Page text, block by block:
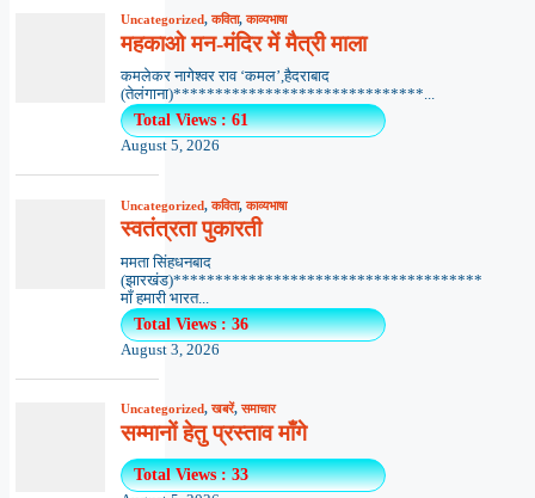
Uncategorized,कविता,काव्यभाषा
महकाओ मन-मंदिर में मैत्री माला
कमलेकर नागेश्वर राव ‘कमल’,हैदराबाद
(तेलंगाना)******************************...
Total Views : 61
August 5, 2026
Uncategorized,कविता,काव्यभाषा
स्वतंत्रता पुकारती
ममता सिंहधनबाद
(झारखंड)*************************************
माँ हमारी भारत...
Total Views : 36
August 3, 2026
Uncategorized,खबरें,समाचार
सम्मानों हेतु प्रस्ताव माँगे
Total Views : 33